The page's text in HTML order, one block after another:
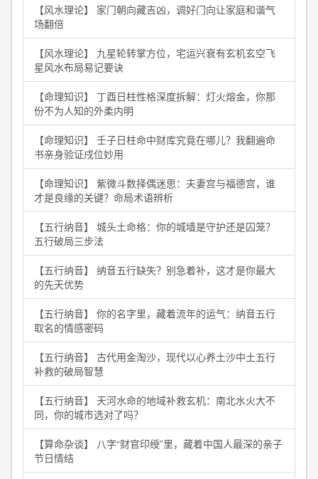
【风水理论】 家门朝向藏吉凶，调好门向让家庭和谐气
场翻倍
【风水理论】 九星轮转掌方位，宅运兴衰有玄机玄空飞
星风水布局易记要诀
【命理知识】 丁酉日柱性格深度拆解：灯火熔金，你那
份不为人知的外柔内明
【命理知识】 壬子日柱命中财库究竟在哪儿？我翻遍命
书亲身验证戌位妙用
【命理知识】 紫微斗数择偶迷思：夫妻宫与福德宫，谁
才是良缘的关键？命局术语辨析
【五行纳音】 城头土命格：你的城墙是守护还是囚笼？
五行破局三步法
【五行纳音】 纳音五行缺失？别急着补，这才是你最大
的先天优势
【五行纳音】 你的名字里，藏着流年的运气：纳音五行
取名的情感密码
【五行纳音】 古代用金淘沙，现代以心养土沙中土五行
补救的破局智慧
【五行纳音】 天河水命的地域补救玄机：南北水火大不
同，你的城市选对了吗？
【算命杂谈】 八字“财官印绶”里，藏着中国人最深的亲子
节日情结